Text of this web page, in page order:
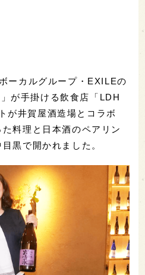
ーカルグループ・EXILEの
が手掛ける飲食店「LDH
が井賀屋酒造場とコラボ
料理と日本酒のペアリン
黒で開かれました。